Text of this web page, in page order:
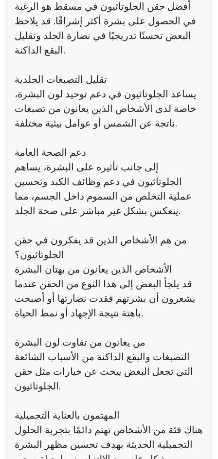
أفضل حقن الجلوتاثيون في مسقط هو الرغبة
في الحصول على بشرة أكثر إشراقًا. قد يلاحظ
البعض تحسنًا تدريجيًا في نضارة الجلد وتقليل
البقع الداكنة.
تقليل التصبغات الجلدية
يساعد الجلوتاثيون في دعم توحيد لون البشرة،
خاصة لدى الأشخاص الذين يعانون من تصبغات
ناتجة عن الشمس أو عوامل بيئية مختلفة.
دعم الصحة العامة
إلى جانب تأثيره على البشرة، يساهم
الجلوتاثيون في دعم وظائف الكبد وتحسين
عملية التخلص من السموم داخل الجسم، مما
ينعكس بشكل غير مباشر على صحة الجلد.
من هم الأشخاص الذين قد يفكرون في حقن
الجلوتاثيون؟
الأشخاص الذين يعانون من بهتان البشرة
قد يلجأ البعض إلى هذا النوع من الحقن عندما
يشعرون أن بشرتهم فقدت نضارتها أو أصبحت
باهتة نتيجة الإجهاد أو نمط الحياة.
من يعانون من تفاوت لون البشرة
التصبغات والبقع الداكنة من الأسباب الشائعة
التي تجعل البعض يبحث عن خيارات مثل حقن
الجلوتاثيون.
المهتمون بالعناية التجميلية
هناك فئة من الأشخاص تهتم دائمًا بتجربة الحلول
التجميلية الحديثة بهدف تحسين مظهر البشرة